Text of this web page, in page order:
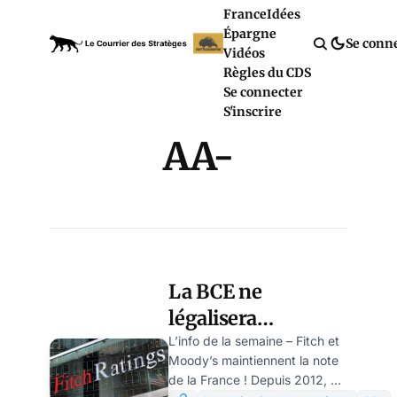
FranceIdées
Épargne
Vidéos
Règles du CDS
Se connecter
S'inscrire
Se
AA-
La BCE ne
légalisera
finalement pas le
vol, par Florent
L’info de la semaine – Fitch et
Moody’s maintiennent la note
de la France ! Depuis 2012, et